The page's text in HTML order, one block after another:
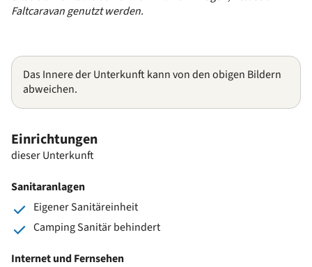
Faltcaravan genutzt werden.
Das Innere der Unterkunft kann von den obigen Bildern
abweichen.
Einrichtungen
dieser Unterkunft
Sanitaranlagen
Eigener Sanitäreinheit
Camping Sanitär behindert
Internet und Fernsehen